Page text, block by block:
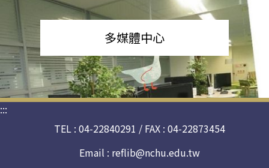
多媒體中心
:::
TEL : 04-22840291 / FAX : 04-22873454
Email : reflib@nchu.edu.tw